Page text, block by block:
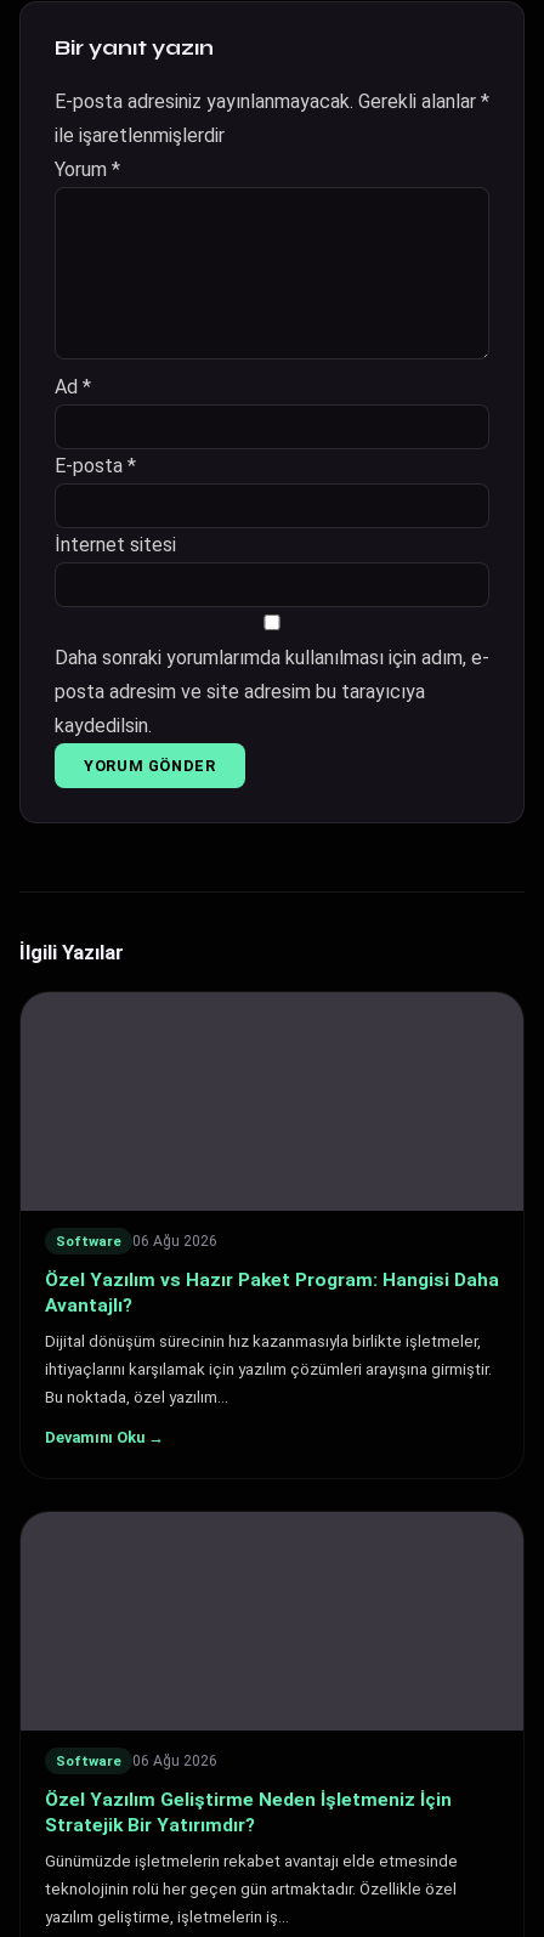
Bir yanıt yazın
E-posta adresiniz yayınlanmayacak. Gerekli alanlar *
ile işaretlenmişlerdir
Yorum *
Ad *
E-posta *
İnternet sitesi
Daha sonraki yorumlarımda kullanılması için adım, e-
posta adresim ve site adresim bu tarayıcıya
kaydedilsin.
İlgili Yazılar
Software 06 Ağu 2026
Özel Yazılım vs Hazır Paket Program: Hangisi Daha
Avantajlı?
Dijital dönüşüm sürecinin hız kazanmasıyla birlikte işletmeler,
ihtiyaçlarını karşılamak için yazılım çözümleri arayışına girmiştir.
Bu noktada, özel yazılım…
Devamını Oku →
Software 06 Ağu 2026
Özel Yazılım Geliştirme Neden İşletmeniz İçin
Stratejik Bir Yatırımdır?
Günümüzde işletmelerin rekabet avantajı elde etmesinde
teknolojinin rolü her geçen gün artmaktadır. Özellikle özel
yazılım geliştirme, işletmelerin iş…